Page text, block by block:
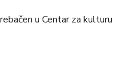
u Centar za kulturu